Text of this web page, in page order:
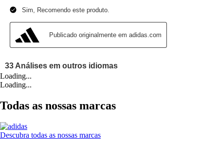
Loading...
Loading...
Todas as nossas marcas
Descubra todas as nossas marcas